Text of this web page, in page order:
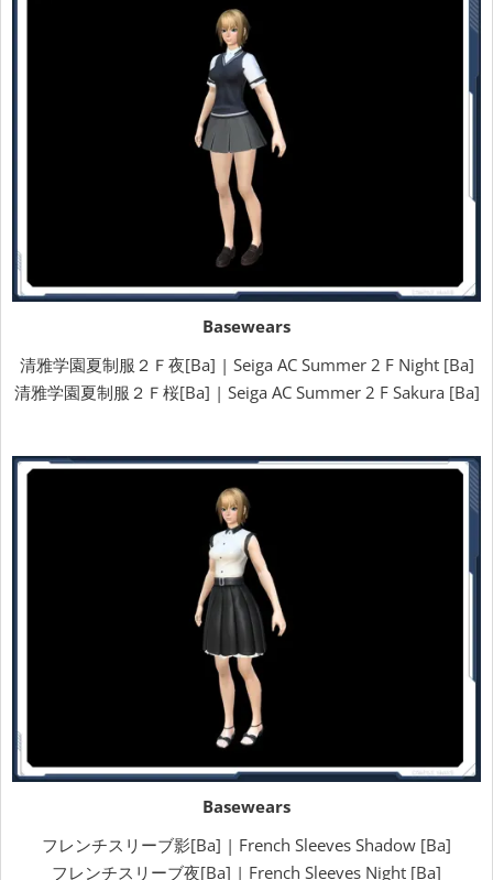
Basewears
清雅学園夏制服２Ｆ夜[Ba] | Seiga AC Summer 2 F Night [Ba]
清雅学園夏制服２Ｆ桜[Ba] | Seiga AC Summer 2 F Sakura [Ba]
Basewears
フレンチスリーブ影[Ba] | French Sleeves Shadow [Ba]
フレンチスリーブ夜[Ba] | French Sleeves Night [Ba]